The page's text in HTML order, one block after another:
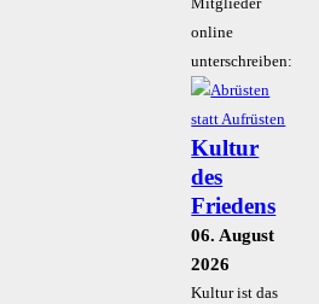
Mitglieder
online
unterschreiben:
Kultur
des
Friedens
06. August
2026
Kultur ist das